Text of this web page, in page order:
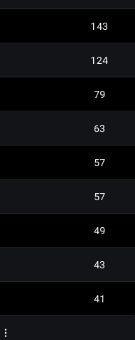
143
124
79
63
57
57
49
43
41